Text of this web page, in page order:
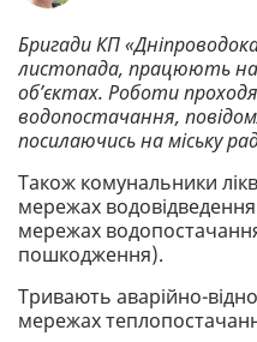
Бригади КП
листопада, працюють на
об’єктах. Роботи
водопостачання,
посилаючись на міську
Також комунальники
мережах
мережах
пошкодження).
Тривають аварійно-
мережах